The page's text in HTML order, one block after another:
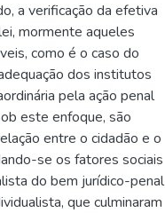
a verificação da efetiva
mormente aqueles
como é o caso do
dos institutos
pela ação penal
este enfoque, são
entre o cidadão e o
se os fatores sociais
do bem jurídico-penal
que culminaram